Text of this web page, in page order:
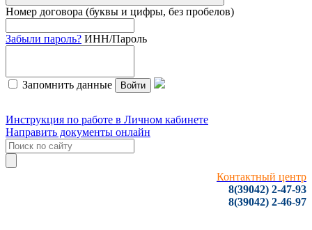
Номер договора (буквы и цифры, без пробелов)
Забыли пароль? ИНН/Пароль
Запомнить данные Войти
Инструкция по работе в Личном кабинете
Направить документы онлайн
Контактный центр
8(39042) 2-47-93
8(39042) 2-46-97